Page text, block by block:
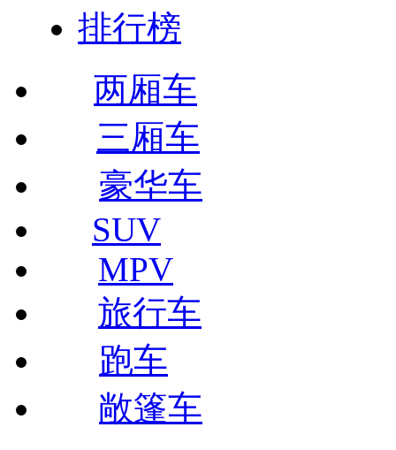
排行榜
两厢车
三厢车
豪华车
SUV
MPV
旅行车
跑车
敞篷车